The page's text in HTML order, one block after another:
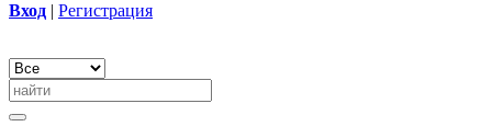
Вход | Регистрация